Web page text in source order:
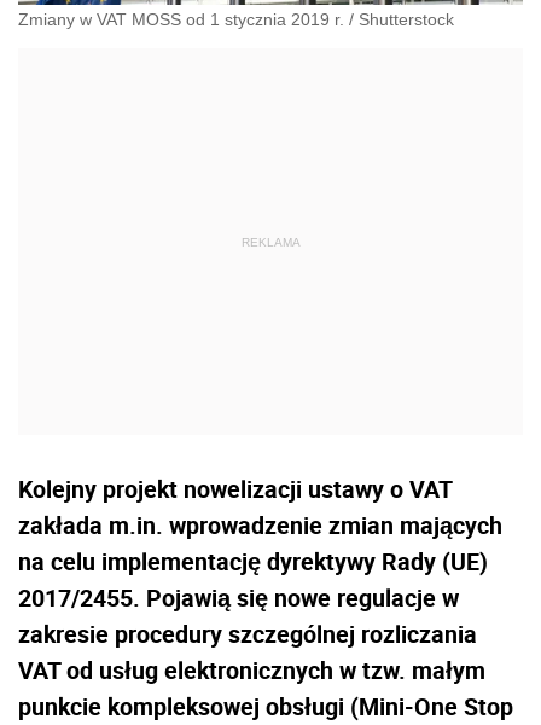
Zmiany w VAT MOSS od 1 stycznia 2019 r. / Shutterstock
Kolejny projekt nowelizacji ustawy o VAT
zakłada m.in. wprowadzenie zmian mających
na celu implementację dyrektywy Rady (UE)
2017/2455. Pojawią się nowe regulacje w
zakresie procedury szczególnej rozliczania
VAT od usług elektronicznych w tzw. małym
punkcie kompleksowej obsługi (Mini-One Stop